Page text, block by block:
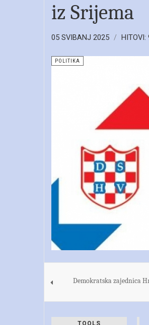
iz Srijema
05 SVIBANJ 2025 HITOVI:
POLITIKA
Demokratska zajednica
TOOLS